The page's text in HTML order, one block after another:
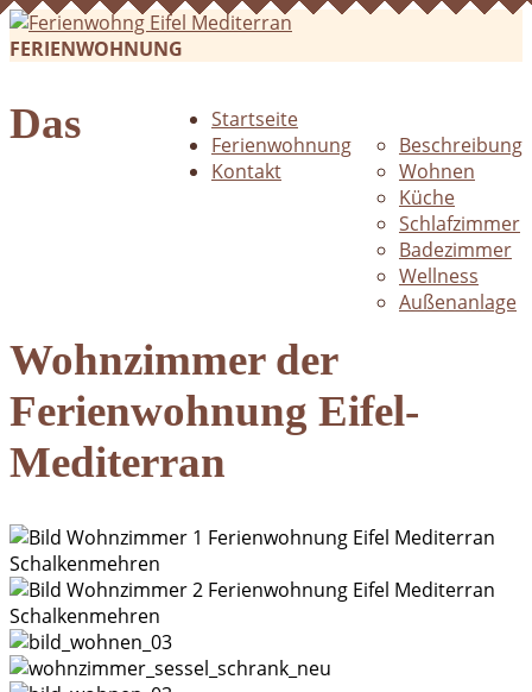
FERIENWOHNUNG
Startseite
Ferienwohnung
Beschreibung
Wohnen
Küche
Schlafzimmer
Badezimmer
Wellness
Außenanlage
Kontakt
Das
Wohnzimmer der
Ferienwohnung Eifel-
Mediterran